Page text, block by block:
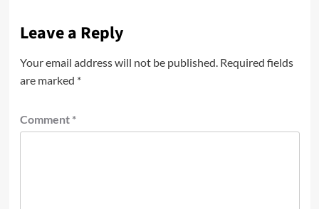
Leave a Reply
Your email address will not be published. Required fields
are marked *
Comment *